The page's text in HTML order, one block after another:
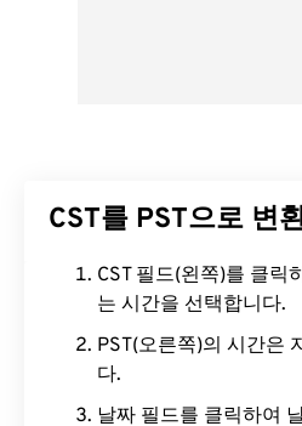
CST를 PST으로 변
CST 필드(왼쪽)를 클릭
는 시간을 선택합니다.
PST(오른쪽)의 시간은
다.
날짜 필드를 클릭하여